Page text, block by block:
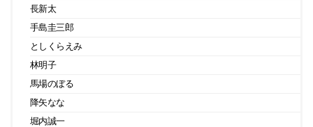
長新太
手島圭三郎
としくらえみ
林明子
馬場のぼる
降矢なな
堀内誠一